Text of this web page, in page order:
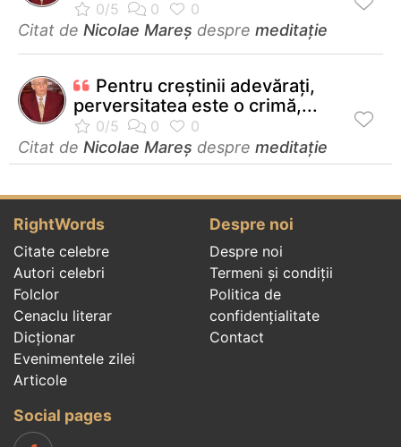
Citat de Nicolae Mareș despre meditație
Pentru creștinii adevărați,
perversitatea este o crimă,...
Citat de Nicolae Mareș despre meditație
RightWords
Citate celebre
Autori celebri
Folclor
Cenaclu literar
Dicționar
Evenimentele zilei
Articole
Despre noi
Despre noi
Termeni și condiții
Politica de
confidenţialitate
Contact
Social pages